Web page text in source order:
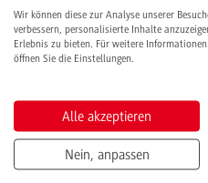
Studieninteressierte
Studierende
Wir können diese zur Analyse unserer
verbessern, personalisierte Inhalte
Erlebnis zu bieten. Für weitere
öffnen Sie die Einstellungen.
Alle akzeptieren
Nein, anpassen